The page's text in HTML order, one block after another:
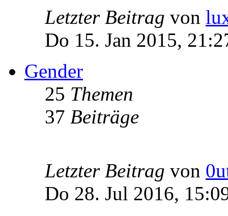
Letzter Beitrag von
Do 15. Jan 2015,
Gender
25 Themen
37 Beiträge
Letzter Beitrag von
Do 28. Jul 2016,